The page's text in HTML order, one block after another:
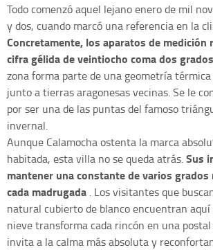
Todo comenzó aquel lejano enero de mil
y dos, cuando marcó una referencia en la
Concretamente, los aparatos de medición
cifra gélida de veintiocho coma dos
zona forma parte de una geometría
junto a tierras aragonesas vecinas. Se le
por ser una de las puntas del famoso
invernal.
Aunque Calamocha ostenta la marca
habitada, esta villa no se queda atrás.Sus
mantener una constante de varios
cada madrugada . Los visitantes que
natural cubierto de blanco encuentran aquí
nieve transforma cada rincón en una
invita a la calma más absoluta y